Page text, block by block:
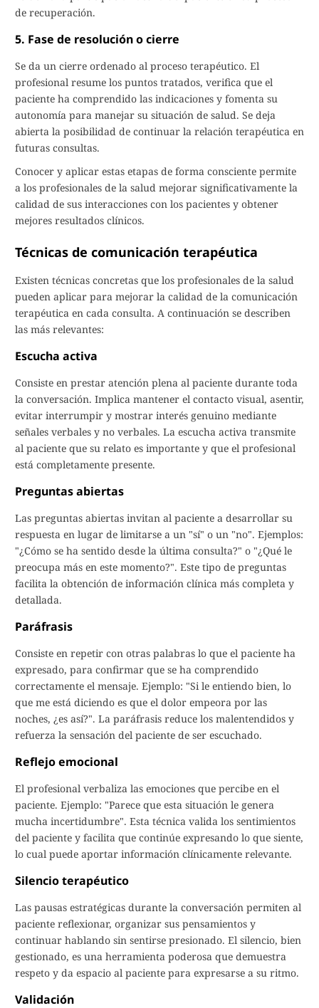
de recuperación.
5. Fase de resolución o cierre
Se da un cierre ordenado al proceso terapéutico. El
profesional resume los puntos tratados, verifica que el
paciente ha comprendido las indicaciones y fomenta su
autonomía para manejar su situación de salud. Se deja
abierta la posibilidad de continuar la relación terapéutica en
futuras consultas.
Conocer y aplicar estas etapas de forma consciente permite
a los profesionales de la salud mejorar significativamente la
calidad de sus interacciones con los pacientes y obtener
mejores resultados clínicos.
Técnicas de comunicación terapéutica
Existen técnicas concretas que los profesionales de la salud
pueden aplicar para mejorar la calidad de la comunicación
terapéutica en cada consulta. A continuación se describen
las más relevantes:
Escucha activa
Consiste en prestar atención plena al paciente durante toda
la conversación. Implica mantener el contacto visual, asentir,
evitar interrumpir y mostrar interés genuino mediante
señales verbales y no verbales. La escucha activa transmite
al paciente que su relato es importante y que el profesional
está completamente presente.
Preguntas abiertas
Las preguntas abiertas invitan al paciente a desarrollar su
respuesta en lugar de limitarse a un "sí" o un "no". Ejemplos:
"¿Cómo se ha sentido desde la última consulta?" o "¿Qué le
preocupa más en este momento?". Este tipo de preguntas
facilita la obtención de información clínica más completa y
detallada.
Paráfrasis
Consiste en repetir con otras palabras lo que el paciente ha
expresado, para confirmar que se ha comprendido
correctamente el mensaje. Ejemplo: "Si le entiendo bien, lo
que me está diciendo es que el dolor empeora por las
noches, ¿es así?". La paráfrasis reduce los malentendidos y
refuerza la sensación del paciente de ser escuchado.
Reflejo emocional
El profesional verbaliza las emociones que percibe en el
paciente. Ejemplo: "Parece que esta situación le genera
mucha incertidumbre". Esta técnica valida los sentimientos
del paciente y facilita que continúe expresando lo que siente,
lo cual puede aportar información clínicamente relevante.
Silencio terapéutico
Las pausas estratégicas durante la conversación permiten al
paciente reflexionar, organizar sus pensamientos y
continuar hablando sin sentirse presionado. El silencio, bien
gestionado, es una herramienta poderosa que demuestra
respeto y da espacio al paciente para expresarse a su ritmo.
Validación